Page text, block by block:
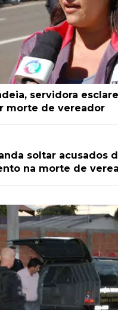
servidora
morte de vereador
soltar acusados
na morte de